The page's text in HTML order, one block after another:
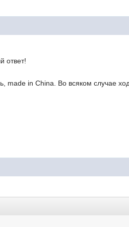
ответ!
made in China. Во всяком случае